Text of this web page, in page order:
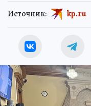
Источник: kp.ru